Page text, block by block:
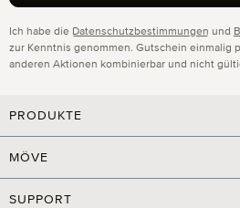
Ich habe die Datenschutzbestimmungen und
zur Kenntnis genommen. Gutschein einmalig
anderen Aktionen kombinierbar und nicht
PRODUKTE
MÖVE
SUPPORT